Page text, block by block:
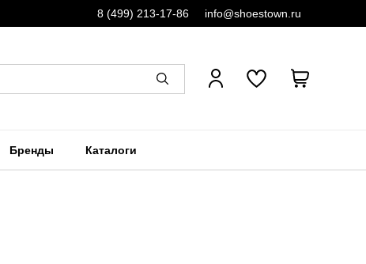
8 (499) 213-17-86 info@shoestown.ru
Бренды Каталоги